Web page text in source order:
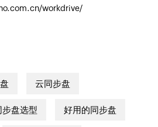
workdrive/
云同步盘
步盘选型 好用的同步盘